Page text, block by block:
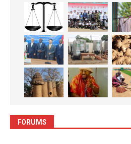
FORUMS